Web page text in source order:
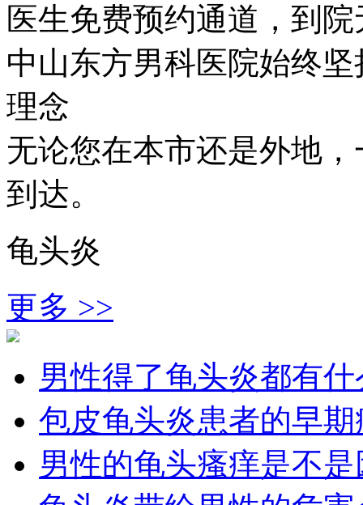
医生免费预约通道，到
中山东方男科医院始终
理念
无论您在本市还是外地
到达。
龟头炎
更多 >>
男性得了龟头炎都有
包皮龟头炎患者的早
男性的龟头瘙痒是不